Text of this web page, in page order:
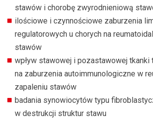
stawów i chorobę zwyrodnieniową
ilościowe i czynnościowe zaburzenia
regulatorowych u chorych na
stawów
wpływ stawowej i pozastawowej tkanki
na zaburzenia autoimmunologiczne w
zapaleniu stawów
badania synowiocytów typu
w destrukcji struktur stawu